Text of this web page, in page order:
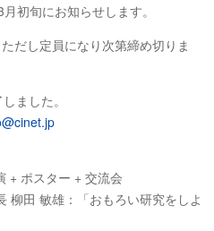
初旬にお知らせします。
し定員になり次第締め切りま
ました。
ポスター + 交流会
敏雄：「おもろい研究をしよ